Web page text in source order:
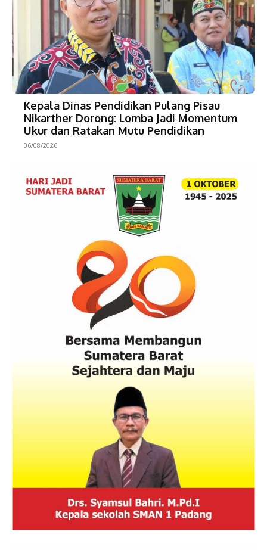
Kepala Dinas Pendidikan Pulang Pisau
Nikarther Dorong: Lomba Jadi Momentum
Ukur dan Ratakan Mutu Pendidikan
06/08/2026